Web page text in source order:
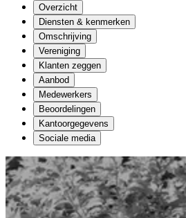
Overzicht
Diensten & kenmerken
Omschrijving
Vereniging
Klanten zeggen
Aanbod
Medewerkers
Beoordelingen
Kantoorgegevens
Sociale media